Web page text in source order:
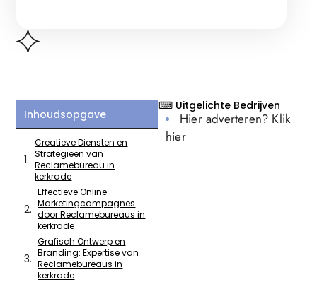
Inhoudsopgave
Creatieve Diensten en
Strategieën van
Reclamebureau in
kerkrade
Effectieve Online
Marketingcampagnes
door Reclamebureaus in
kerkrade
Grafisch Ontwerp en
Branding: Expertise van
Reclamebureaus in
kerkrade
⌨ Uitgelichte Bedrijven
Hier adverteren? Klik
hier